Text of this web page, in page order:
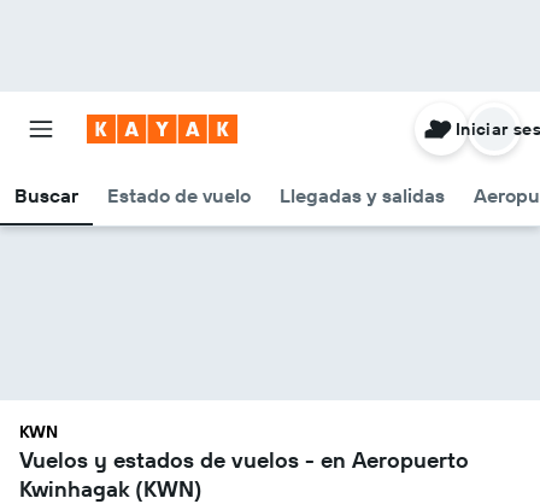
Buscar Estado de vuelo Llegadas y salidas
Iniciar
KWN
Vuelos y estados de vuelos - en Aeropuerto
Kwinhagak (KWN)